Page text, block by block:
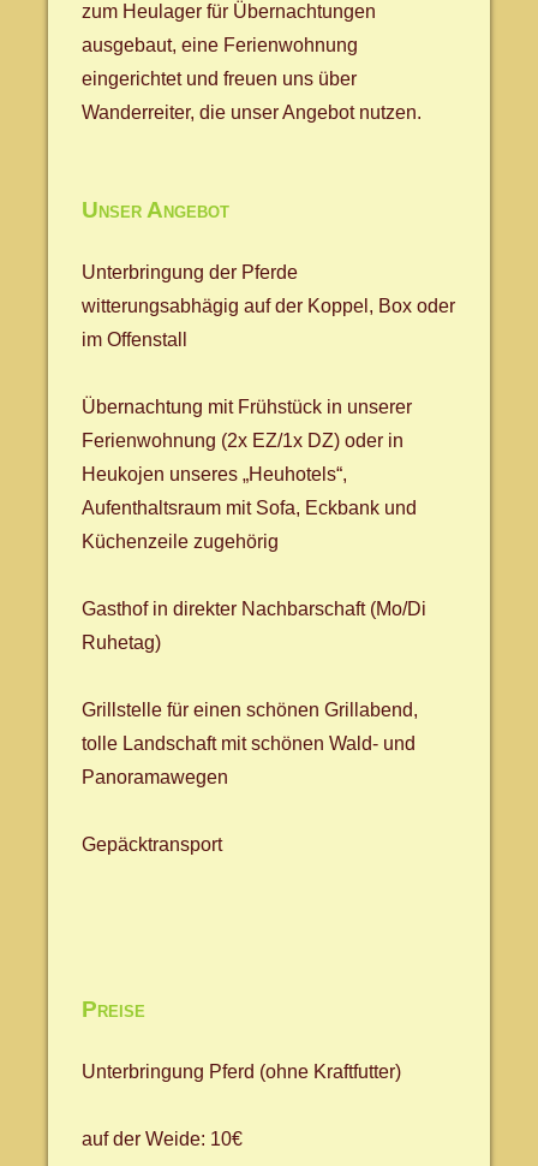
zum Heulager für Übernachtungen
ausgebaut, eine Ferienwohnung
eingerichtet und freuen uns über
Wanderreiter, die unser Angebot nutzen.
Unser Angebot
Unterbringung der Pferde
witterungsabhägig auf der Koppel, Box oder
im Offenstall
Übernachtung mit Frühstück in unserer
Ferienwohnung (2x EZ/1x DZ) oder in
Heukojen unseres „Heuhotels“,
Aufenthaltsraum mit Sofa, Eckbank und
Küchenzeile zugehörig
Gasthof in direkter Nachbarschaft (Mo/Di
Ruhetag)
Grillstelle für einen schönen Grillabend,
tolle Landschaft mit schönen Wald- und
Panoramawegen
Gepäcktransport
Preise
Unterbringung Pferd (ohne Kraftfutter)
auf der Weide: 10€